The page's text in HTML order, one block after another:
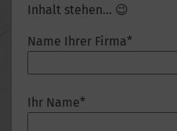
Inhalt stehen… 😉
Name Ihrer Firma*
Ihr Name*